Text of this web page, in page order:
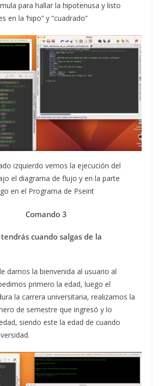
para hallar la hipotenusa y listo
en la ‘hipo” y “cuadrado”
izquierdo vemos la ejecución del
el diagrama de flujo y en la parte
en el Programa de Pseint
Comando 3
cuando salgas de la
damos la bienvenida al usuario al
primero la edad, luego el
la carrera universitaria, realizamos la
de semestre que ingresó y lo
siendo este la edad de cuando